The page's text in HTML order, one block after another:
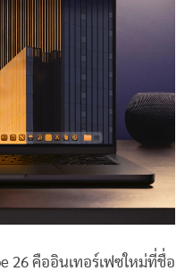
26 คืออินเทอร์เฟซใหม่ที่ชื่อ